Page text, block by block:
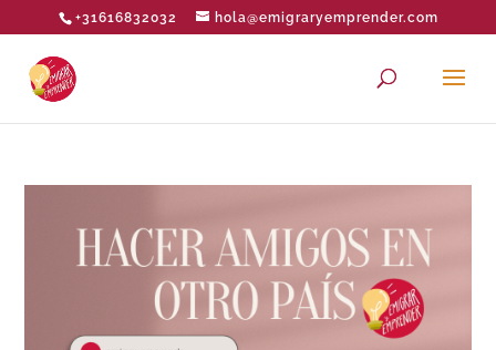
+31616832032 hola@emigraryemprender.com